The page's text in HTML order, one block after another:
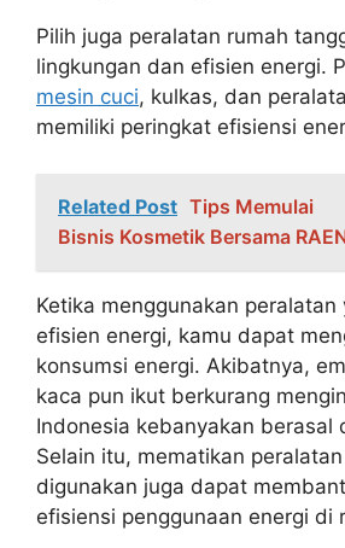
Pilih juga peralatan rumah
lingkungan dan efisien energi.
mesin cuci, kulkas, dan
memiliki peringkat efisiensi
Related Post Tips Memulai
Bisnis Kosmetik Bersama
Ketika menggunakan peralatan
efisien energi, kamu dapat
konsumsi energi. Akibatnya,
kaca pun ikut berkurang
Indonesia kebanyakan berasal
Selain itu, mematikan
digunakan juga dapat
efisiensi penggunaan energi di